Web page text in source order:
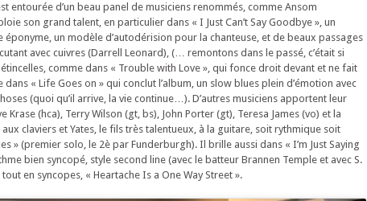
entourée d’un beau panel de musiciens renommés, comme Ansom
son grand talent, en particulier dans « I Just Can’t Say Goodbye », un
un modèle d’autodérision pour la chanteuse, et de beaux passages
avec cuivres (Darrell Leonard), (… remontons dans le passé, c’était si
comme dans « Trouble with Love », qui fonce droit devant et ne fait
« Life Goes on » qui conclut l’album, un slow blues plein d’émotion avec
(quoi qu’il arrive, la vie continue…). D’autres musiciens apportent leur
Krase (hca), Terry Wilson (gt, bs), John Porter (gt), Teresa James (vo) et la
claviers et Yates, le fils très talentueux, à la guitare, soit rythmique soit
» (premier solo, le 2è par Funderburgh). Il brille aussi dans « I’m Just Saying
bien syncopé, style second line (avec le batteur Brannen Temple et avec S.
en syncopes, « Heartache Is a One Way Street ».